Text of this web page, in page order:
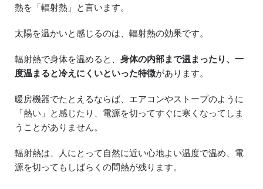
熱を「輻射熱」と言います。
太陽を温かいと感じるのは、輻射熱の効果です。
輻射熱で身体を温めると、 身体の内部まで温まったり、一
度温まると冷えにくいといった特徴があります。
暖房機器でたとえるならば、エアコンやストープのように
「熱い」と感じたり、電源を切ってすぐに寒くなってしま
うことがありません。
輻射熱は、人にとって自然に近い心地よい温度で温め、電
源を切ってもしばらくの間熱が残ります。